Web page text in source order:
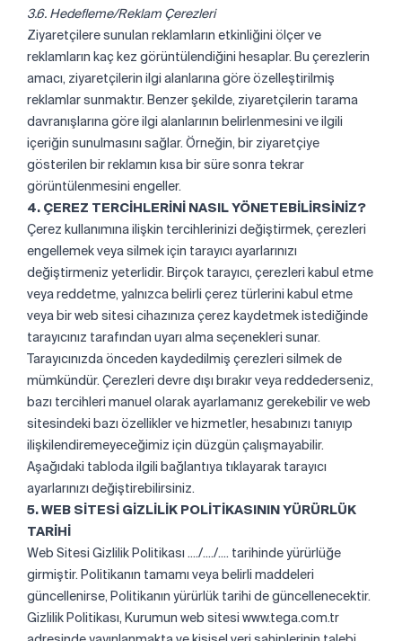
3.6. Hedefleme/Reklam Çerezleri
Ziyaretçilere sunulan reklamların etkinliğini ölçer ve
reklamların kaç kez görüntülendiğini hesaplar. Bu çerezlerin
amacı, ziyaretçilerin ilgi alanlarına göre özelleştirilmiş
reklamlar sunmaktır. Benzer şekilde, ziyaretçilerin tarama
davranışlarına göre ilgi alanlarının belirlenmesini ve ilgili
içeriğin sunulmasını sağlar. Örneğin, bir ziyaretçiye
gösterilen bir reklamın kısa bir süre sonra tekrar
görüntülenmesini engeller.
4. ÇEREZ TERCİHLERİNİ NASIL YÖNETEBİLİRSİNİZ?
Çerez kullanımına ilişkin tercihlerinizi değiştirmek, çerezleri
engellemek veya silmek için tarayıcı ayarlarınızı
değiştirmeniz yeterlidir. Birçok tarayıcı, çerezleri kabul etme
veya reddetme, yalnızca belirli çerez türlerini kabul etme
veya bir web sitesi cihazınıza çerez kaydetmek istediğinde
tarayıcınız tarafından uyarı alma seçenekleri sunar.
Tarayıcınızda önceden kaydedilmiş çerezleri silmek de
mümkündür. Çerezleri devre dışı bırakır veya reddederseniz,
bazı tercihleri manuel olarak ayarlamanız gerekebilir ve web
sitesindeki bazı özellikler ve hizmetler, hesabınızı tanıyıp
ilişkilendiremeyeceğimiz için düzgün çalışmayabilir.
Aşağıdaki tabloda ilgili bağlantıya tıklayarak tarayıcı
ayarlarınızı değiştirebilirsiniz.
5. WEB SİTESİ GİZLİLİK POLİTİKASININ YÜRÜRLÜK
TARİHİ
Web Sitesi Gizlilik Politikası ..../..../.... tarihinde yürürlüğe
girmiştir. Politikanın tamamı veya belirli maddeleri
güncellenirse, Politikanın yürürlük tarihi de güncellenecektir.
Gizlilik Politikası, Kurumun web sitesi www.tega.com.tr